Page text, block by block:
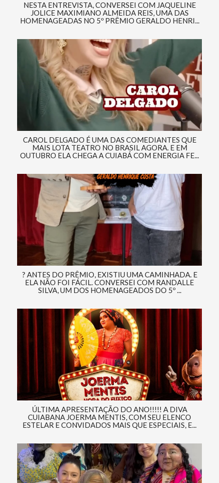
NESTA ENTREVISTA, CONVERSEI COM JAQUELINE
JOLICE MAXIMIANO ALMEIDA REIS, UMA DAS
HOMENAGEADAS NO 5º PRÊMIO GERALDO HENRI...
CAROL DELGADO É UMA DAS COMEDIANTES QUE
MAIS LOTA TEATRO NO BRASIL AGORA. E EM
OUTUBRO ELA CHEGA A CUIABÁ COM ENERGIA FE...
? ANTES DO PRÊMIO, EXISTIU UMA CAMINHADA. E
ELA NÃO FOI FÁCIL. CONVERSEI COM RANDALLE
SILVA, UM DOS HOMENAGEADOS DO 5º ...
ÚLTIMA APRESENTAÇÃO DO ANO!!!!! A DIVA
CUIABANA JOERMA MENTIS, COM SEU ELENCO
ESTELAR E CONVIDADOS MAIS QUE ESPECIAIS, E...